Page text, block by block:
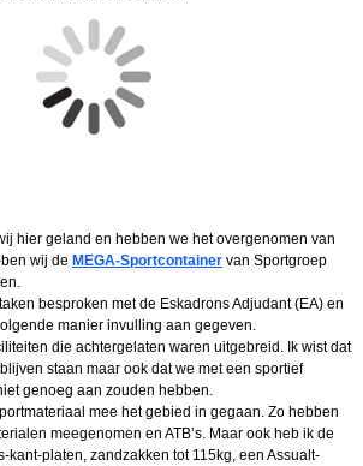
hier geland en hebben we het overgenomen van
wij de MEGA-Sportcontainer van Sportgroep
besproken met de Eskadrons Adjudant (EA) en
manier invulling aan gegeven.
die achtergelaten waren uitgebreid. Ik wist dat
staan maar ook dat we met een sportief
genoeg aan zouden hebben.
mee het gebied in gegaan. Zo hebben
meegenomen en ATB’s. Maar ook heb ik de
kant-platen, zandzakken tot 115kg, een Assualt-